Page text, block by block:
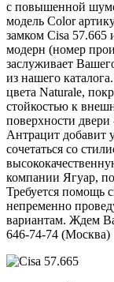
с повышенной
модель Color
замком Cisa 57.665
модерн (номер
заслуживает
из нашего
цвета Naturale,
стойкостью к
поверхности двери
Антрацит добавит
сочетаться со
компании Ягуар,
Требуется помощь
непременно
вариантам. Ждем
646-74-74 (Москва)